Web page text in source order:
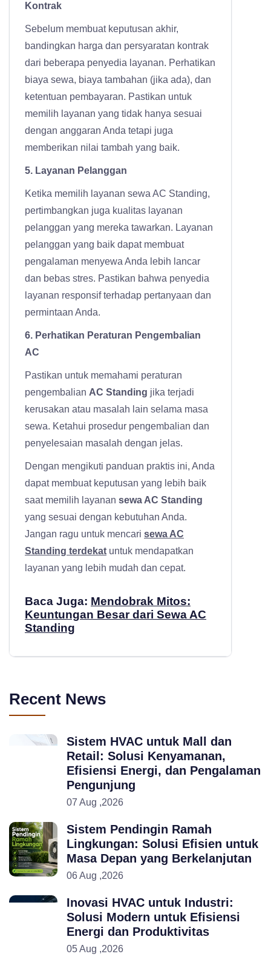
Kontrak
Sebelum membuat keputusan akhir,
bandingkan harga dan persyaratan kontrak
dari beberapa penyedia layanan. Perhatikan
biaya sewa, biaya tambahan (jika ada), dan
ketentuan pembayaran. Pastikan untuk
memilih layanan yang tidak hanya sesuai
dengan anggaran Anda tetapi juga
memberikan nilai tambah yang baik.
5. Layanan Pelanggan
Ketika memilih layanan sewa AC Standing,
pertimbangkan juga kualitas layanan
pelanggan yang mereka tawarkan. Layanan
pelanggan yang baik dapat membuat
pengalaman menyewa Anda lebih lancar
dan bebas stres. Pastikan bahwa penyedia
layanan responsif terhadap pertanyaan dan
permintaan Anda.
6. Perhatikan Peraturan Pengembalian
AC
Pastikan untuk memahami peraturan
pengembalian AC Standing jika terjadi
kerusakan atau masalah lain selama masa
sewa. Ketahui prosedur pengembalian dan
penyelesaian masalah dengan jelas.
Dengan mengikuti panduan praktis ini, Anda
dapat membuat keputusan yang lebih baik
saat memilih layanan sewa AC Standing
yang sesuai dengan kebutuhan Anda.
Jangan ragu untuk mencari sewa AC
Standing terdekat untuk mendapatkan
layanan yang lebih mudah dan cepat.
Baca Juga: Mendobrak Mitos:
Keuntungan Besar dari Sewa AC
Standing
Recent News
Sistem HVAC untuk Mall dan
Retail: Solusi Kenyamanan,
Efisiensi Energi, dan Pengalaman
Pengunjung
07 Aug ,2026
Sistem Pendingin Ramah
Lingkungan: Solusi Efisien untuk
Masa Depan yang Berkelanjutan
06 Aug ,2026
Inovasi HVAC untuk Industri:
Solusi Modern untuk Efisiensi
Energi dan Produktivitas
05 Aug ,2026